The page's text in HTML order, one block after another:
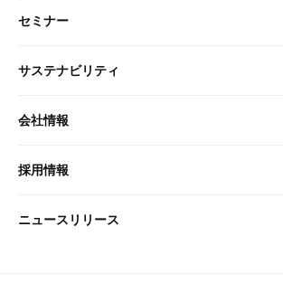
大和総研の強み
先端テクノロジーに基づく新たな価値の創出
政策分析
研究員
書籍・刊行物 トップ
書籍
セミナー
セミナー トップ
現在受付中のセミナー・イベント
サステナビリティ
サステナビリティの取り組み
次世代社会への貢献
会社情報
会社情報 トップ
会社概要・役員一覧
採用情報
採用情報 トップ
ニュースリリース